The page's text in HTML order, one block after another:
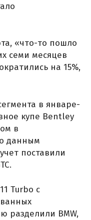
«что-то пошло
семи месяцев
на 15%,
в январе-
купе Bentley
в
данным
поставили
Turbo с
разделили BMW,